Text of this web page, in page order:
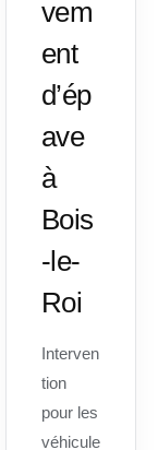
vem
ent
d’ép
ave
à
Bois
-le-
Roi
Interven
tion
pour les
véhicule